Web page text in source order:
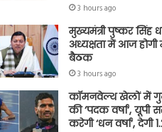
3 hours ago
मुख्यमंत्री पुष्कर सिंह
अध्यक्षता में आज होगी
बैठक
3 hours ago
कॉमनवेल्थ खेलों में
की ‘पदक वर्षा’, यूपी
करेगी ‘धन वर्षा’,